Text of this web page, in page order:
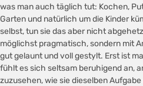
was man auch täglich tut: Kochen,
Garten und natürlich um die Kinder
selbst, tun sie das aber nicht
möglichst pragmatisch, sondern mit
gut gelaunt und voll gestylt. Erst ist
fühlt es sich seltsam beruhigend an,
zuzusehen, wie sie dieselben